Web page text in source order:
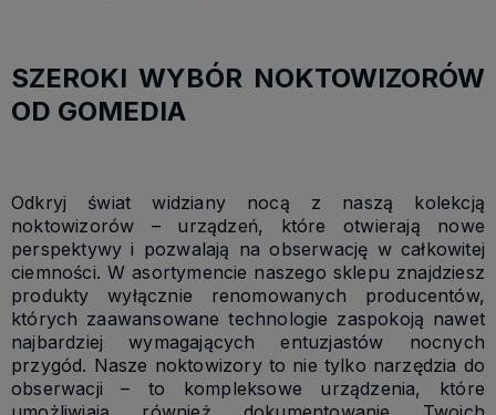
SZEROKI WYBÓR NOKTOWIZORÓW
OD GOMEDIA
Odkryj świat widziany nocą z naszą kolekcją
noktowizorów – urządzeń, które otwierają nowe
perspektywy i pozwalają na obserwację w całkowitej
ciemności. W asortymencie naszego sklepu znajdziesz
produkty wyłącznie renomowanych producentów,
których zaawansowane technologie zaspokoją nawet
najbardziej wymagających entuzjastów nocnych
przygód. Nasze noktowizory to nie tylko narzędzia do
obserwacji – to kompleksowe urządzenia, które